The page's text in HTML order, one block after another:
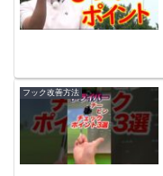
フック改善方法